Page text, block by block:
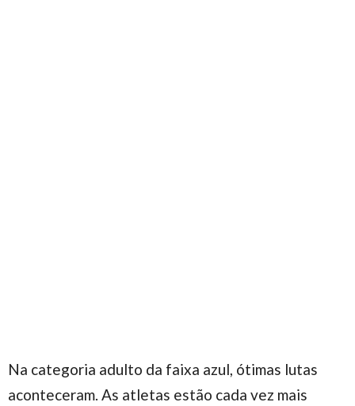
Na categoria adulto da faixa azul, ótimas lutas
aconteceram. As atletas estão cada vez mais